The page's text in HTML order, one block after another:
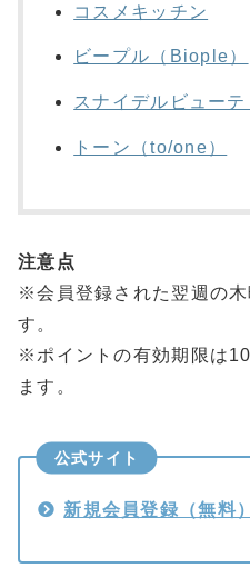
コスメキッチン
ビープル（Biople）
スナイデルビューテ
トーン（to/one）
注意点
※会員登録された翌週の
す。
※ポイントの有効期限は
ます。
公式サイト
新規会員登録（無料